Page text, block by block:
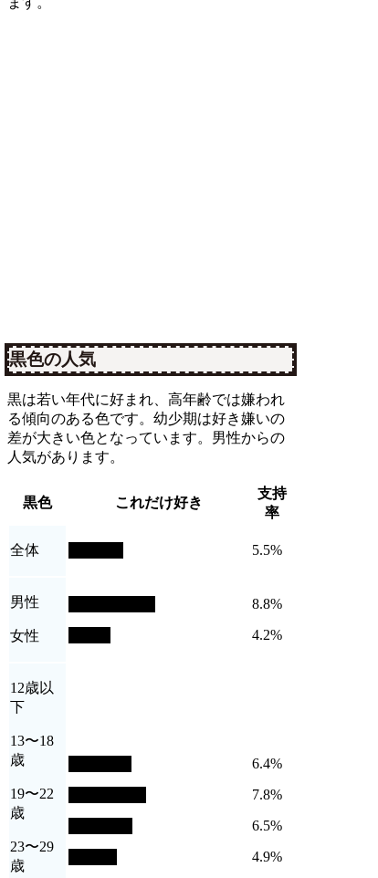
黒色の人気
黒は若い年代に好まれ、高年齢では嫌われ
る傾向のある色です。幼少期は好き嫌いの
差が大きい色となっています。男性からの
人気があります。
黒色 これだけ好き
支持
率
全体 5.5%
男性
女性
8.8%
4.2%
12歳以
下
13〜18
歳
19〜22
歳
23〜29
歳
6.4%
7.8%
6.5%
4.9%